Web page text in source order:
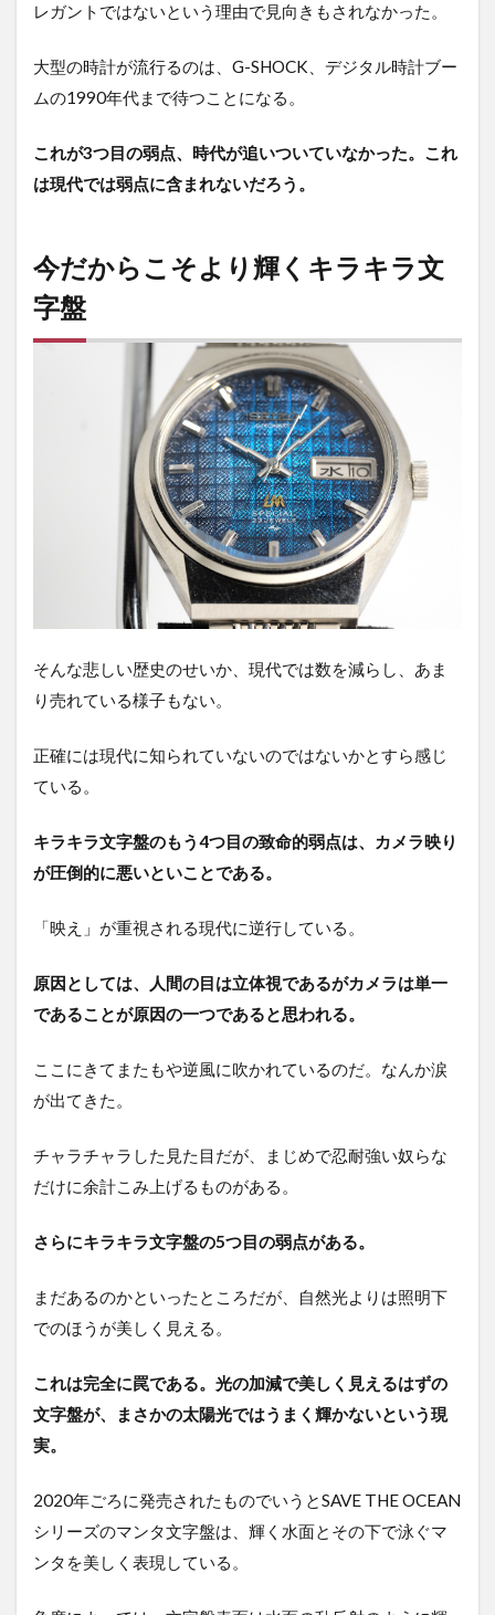
レガントではないという理由で見向きもされなかった。
大型の時計が流行るのは、G-SHOCK、デジタル時計ブー
ムの1990年代まで待つことになる。
これが3つ目の弱点、時代が追いついていなかった。これ
は現代では弱点に含まれないだろう。
今だからこそより輝くキラキラ文
字盤
そんな悲しい歴史のせいか、現代では数を減らし、あま
り売れている様子もない。
正確には現代に知られていないのではないかとすら感じ
ている。
キラキラ文字盤のもう4つ目の致命的弱点は、カメラ映り
が圧倒的に悪いといことである。
「映え」が重視される現代に逆行している。
原因としては、人間の目は立体視であるがカメラは単一
であることが原因の一つであると思われる。
ここにきてまたもや逆風に吹かれているのだ。なんか涙
が出てきた。
チャラチャラした見た目だが、まじめで忍耐強い奴らな
だけに余計こみ上げるものがある。
さらにキラキラ文字盤の5つ目の弱点がある。
まだあるのかといったところだが、自然光よりは照明下
でのほうが美しく見える。
これは完全に罠である。光の加減で美しく見えるはずの
文字盤が、まさかの太陽光ではうまく輝かないという現
実。
2020年ごろに発売されたものでいうとSAVE THE OCEAN
シリーズのマンタ文字盤は、輝く水面とその下で泳ぐマ
ンタを美しく表現している。